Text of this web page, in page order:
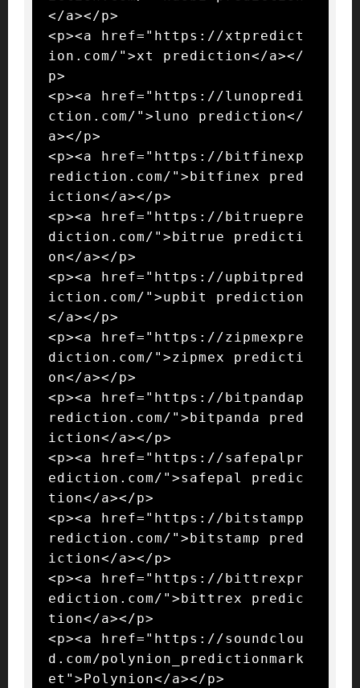
</a></p>
<p><a href="https://xtpredict
ion.com/">xt prediction</a></
p>
<p><a href="https://lunopredi
ction.com/">luno prediction</
a></p>
<p><a href="https://bitfinexp
rediction.com/">bitfinex pred
iction</a></p>
<p><a href="https://bitruepre
diction.com/">bitrue predicti
on</a></p>
<p><a href="https://upbitpred
iction.com/">upbit prediction
</a></p>
<p><a href="https://zipmexpre
diction.com/">zipmex predicti
on</a></p>
<p><a href="https://bitpandap
rediction.com/">bitpanda pred
iction</a></p>
<p><a href="https://safepalpr
ediction.com/">safepal predic
tion</a></p>
<p><a href="https://bitstampp
rediction.com/">bitstamp pred
iction</a></p>
<p><a href="https://bittrexpr
ediction.com/">bittrex predic
tion</a></p>
<p><a href="https://soundclou
d.com/polynion_predictionmark
et">Polynion</a></p>